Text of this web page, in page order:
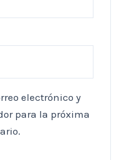
electrónico y
para la próxima